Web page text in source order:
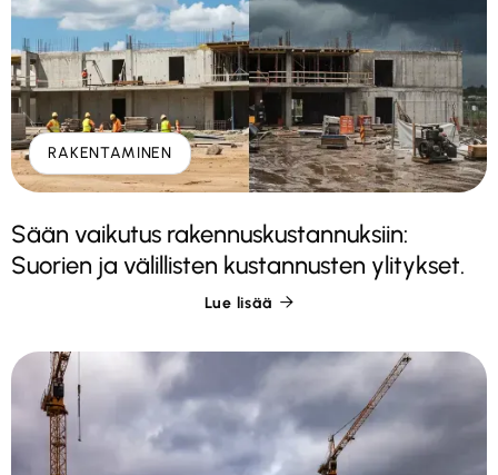
RAKENTAMINEN
Sään vaikutus rakennuskustannuksiin:
Suorien ja välillisten kustannusten ylitykset.
Lue lisää 